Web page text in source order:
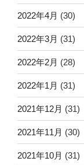
2022年4月 (30)
2022年3月 (31)
2022年2月 (28)
2022年1月 (31)
2021年12月 (31)
2021年11月 (30)
2021年10月 (31)